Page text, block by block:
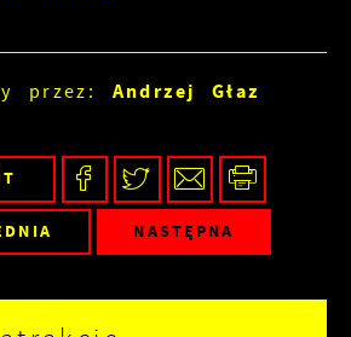
przez: Andrzej Głaz
NASTĘPNA